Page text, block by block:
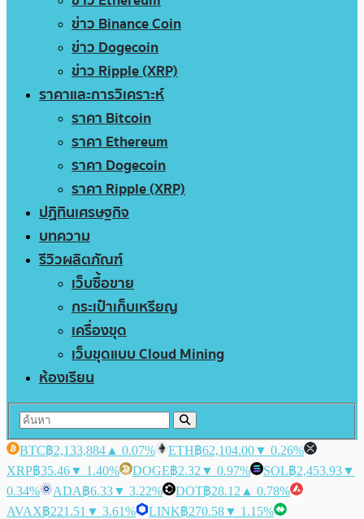
ข่าว Binance Coin
ข่าว Dogecoin
ข่าว Ripple (XRP)
ราคาและการวิเคราะห์
ราคา Bitcoin
ราคา Ethereum
ราคา Dogecoin
ราคา Ripple (XRP)
ปฏิทินเศรษฐกิจ
บทความ
รีวิวผลิตภัณฑ์
เว็บซื้อขาย
กระเป๋าเก็บเหรียญ
เครื่องขุด
เว็บขุดแบบ Cloud Mining
ห้องเรียน
BTC฿2,133,884 ▲ 0.07% ETH฿62,104.00▼ 0.26%
XRP฿35.46▼ 1.40% DOGE฿2.32 ▼ 0.97% SOL฿2,453.93▼
0.34%
ADA฿6.33▼ 3.22% DOT฿28.12 ▲ 0.78%
AVAX฿221.51 ▼ 3.61% LINK฿270.58▼ 1.15%